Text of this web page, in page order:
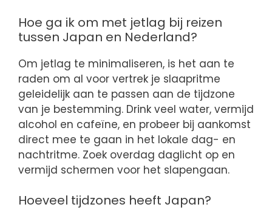
Hoe ga ik om met jetlag bij reizen
tussen Japan en Nederland?
Om jetlag te minimaliseren, is het aan te
raden om al voor vertrek je slaapritme
geleidelijk aan te passen aan de tijdzone
van je bestemming. Drink veel water, vermijd
alcohol en cafeïne, en probeer bij aankomst
direct mee te gaan in het lokale dag- en
nachtritme. Zoek overdag daglicht op en
vermijd schermen voor het slapengaan.
Hoeveel tijdzones heeft Japan?